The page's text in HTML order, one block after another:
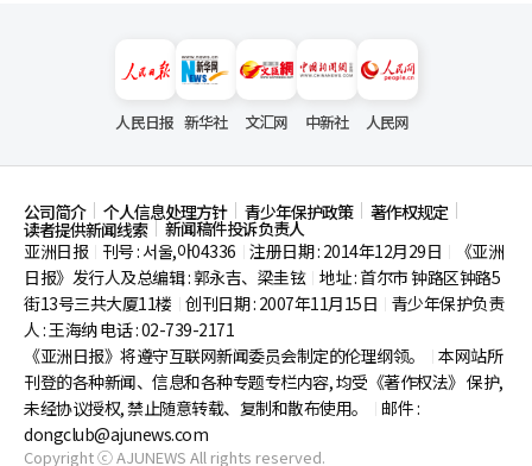
人民日报 新华社 文汇网 中新社 人民网
公司简介 个人信息处理方针 青少年保护政策 著作权规定
读者提供新闻线索
新闻稿件投诉负责人
亚洲日报
刊号 : 서울,아04336 注册日期 : 2014年12月29日
《亚洲
日报》发行人及总编辑 : 郭永吉、梁圭铉 地址 : 首尔市钟路区钟路5
街13号三共大厦11楼 创刊日期 : 2007年11月15日
青少年保护负责
人 : 王海纳 电话 : 02-739-2171
《亚洲日报》将遵守互联网新闻委员会制定的伦理纲领。
本网站所
刊登的各种新闻、信息和各种专题专栏内容, 均受《著作权法》 保护,
未经协议授权, 禁止随意转载、复制和散布使用。
邮件 :
dongclub@ajunews.com
Copyright ⓒ AJUNEWS All rights reserved.